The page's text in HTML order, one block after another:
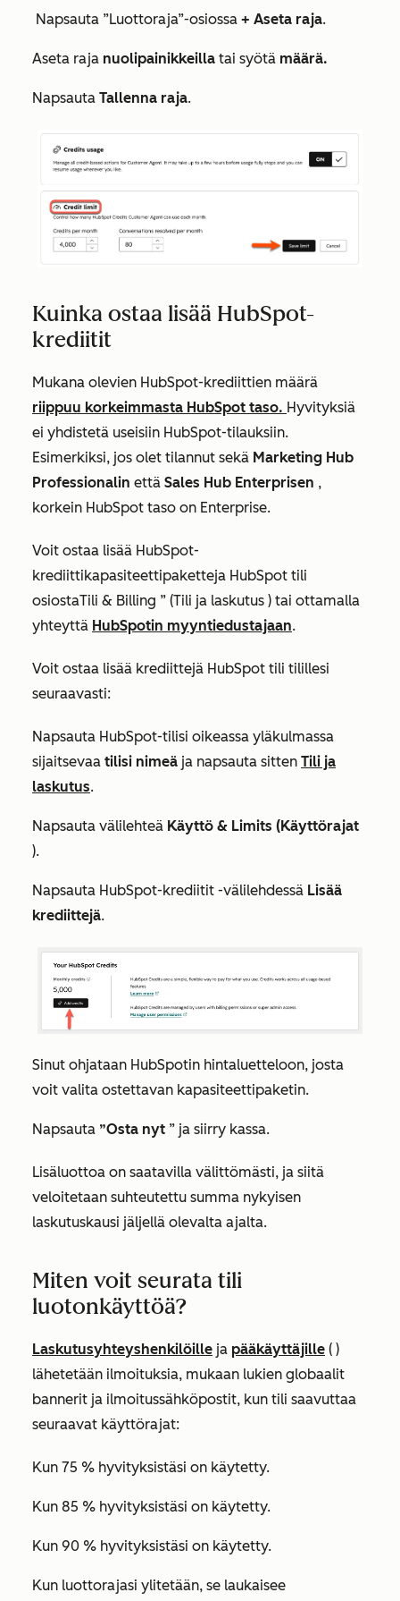
Napsauta ”Luottoraja”-osiossa + Aseta raja.
Aseta raja nuolipainikkeilla tai syötä määrä.
Napsauta Tallenna raja.
Kuinka ostaa lisää HubSpot-
krediitit
Mukana olevien HubSpot-krediittien määrä
riippuu korkeimmasta HubSpot taso. Hyvityksiä
ei yhdistetä useisiin HubSpot-tilauksiin.
Esimerkiksi, jos olet tilannut sekä Marketing Hub
Professionalin että Sales Hub Enterprisen ,
korkein HubSpot taso on Enterprise.
Voit ostaa lisää HubSpot-
krediittikapasiteettipaketteja HubSpot tili
osiostaTili & Billing ” (Tili ja laskutus ) tai ottamalla
yhteyttä HubSpotin myyntiedustajaan.
Voit ostaa lisää krediittejä HubSpot tili tilillesi
seuraavasti:
Napsauta HubSpot-tilisi oikeassa yläkulmassa
sijaitsevaa tilisi nimeä ja napsauta sitten Tili ja
laskutus.
Napsauta välilehteä Käyttö & Limits (Käyttörajat
).
Napsauta HubSpot-krediitit -välilehdessä Lisää
krediittejä.
Sinut ohjataan HubSpotin hintaluetteloon, josta
voit valita ostettavan kapasiteettipaketin.
Napsauta ”Osta nyt ” ja siirry kassa.
Lisäluottoa on saatavilla välittömästi, ja siitä
veloitetaan suhteutettu summa nykyisen
laskutuskausi jäljellä olevalta ajalta.
Miten voit seurata tili
luotonkäyttöä?
Laskutusyhteyshenkilöille ja pääkäyttäjille ( )
lähetetään ilmoituksia, mukaan lukien globaalit
bannerit ja ilmoitussähköpostit, kun tili saavuttaa
seuraavat käyttörajat:
Kun 75 % hyvityksistäsi on käytetty.
Kun 85 % hyvityksistäsi on käytetty.
Kun 90 % hyvityksistäsi on käytetty.
Kun luottorajasi ylitetään, se laukaisee